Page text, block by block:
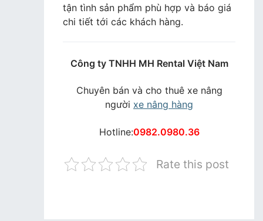
tận tình sản phẩm phù hợp và báo giá
chi tiết tới các khách hàng.
Công ty TNHH MH Rental Việt Nam
Chuyên bán và cho thuê xe nâng
người xe nâng hàng
Hotline:0982.0980.36
Rate this post